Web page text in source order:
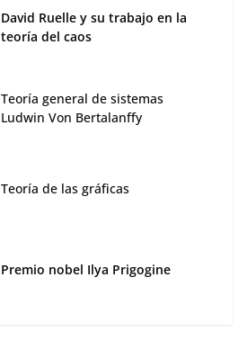
David Ruelle y su trabajo en la
teoría del caos
Teoría general de sistemas
Ludwin Von Bertalanffy
Teoría de las gráficas
Premio nobel Ilya Prigogine